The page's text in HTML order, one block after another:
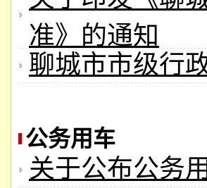
准》的通知
聊城市市级行
公务用车
关于公布公务